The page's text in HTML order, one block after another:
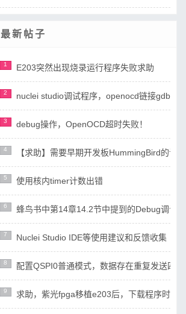
最新帖子
1 E203突然出现烧录运行程序失败求助
2 nuclei studio调试程序，openocd链接gdb失
3 debug操作，OpenOCD超时失败！
4 【求助】需要早期开发板HummingBird的详
5 使用核内timer计数出错
6 蜂鸟书中第14章14.2节中提到的Debug调试
7 Nuclei Studio IDE等使用建议和反馈收集
8 配置QSPI0普通模式，数据存在重复发送四
9 求助，紫光fpga移植e203后，下载程序时